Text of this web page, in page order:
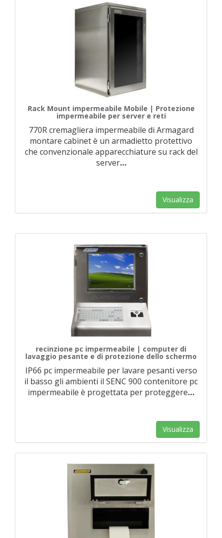
Rack Mount impermeabile Mobile | Protezione
impermeabile per server e reti
770R cremagliera impermeabile di Armagard
montare cabinet è un armadietto protettivo
che convenzionale apparecchiature su rack del
server…
Visualizza
recinzione pc impermeabile | computer di
lavaggio pesante e di protezione dello schermo
IP66 pc impermeabile per lavare pesanti verso
il basso gli ambienti il SENC 900 contenitore pc
impermeabile è progettata per proteggere…
Visualizza